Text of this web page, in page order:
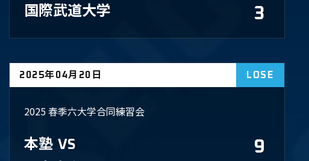
​国際武道大学 3
2025年04月20日 LOSE
2025 春季六大学合同練習会
本塾 VS 9